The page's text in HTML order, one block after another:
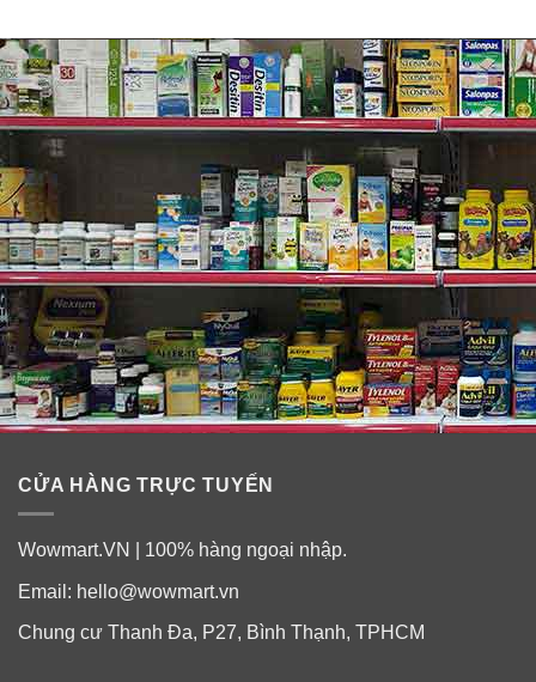
CỬA HÀNG TRỰC TUYẾN
Wowmart.VN | 100% hàng ngoại nhập.
Email: hello@wowmart.vn
Chung cư Thanh Đa, P27, Bình Thạnh, TPHCM